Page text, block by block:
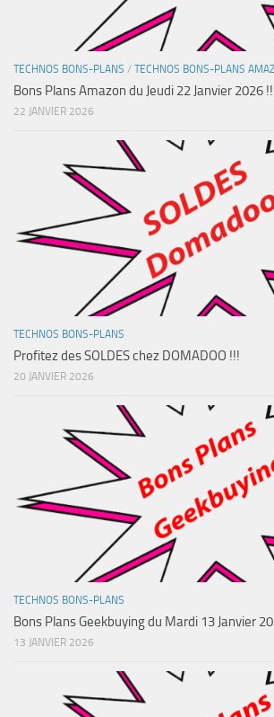
TECHNOS BONS-PLANS / TECHNOS BONS-PLANS
Bons Plans Amazon du Jeudi 22 Janvier 2026
22 JANVIER 2026
TECHNOS BONS-PLANS
Profitez des SOLDES chez DOMADOO !!!
20 JANVIER 2026
TECHNOS BONS-PLANS
Bons Plans Geekbuying du Mardi 13 Janvier
13 JANVIER 2026